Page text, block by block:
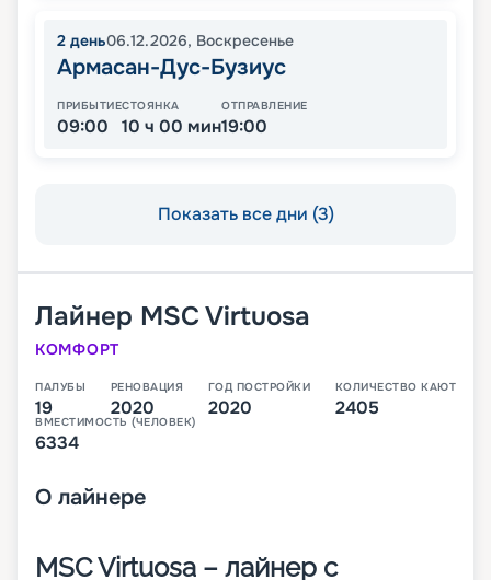
2 день06.12.2026, Воскресенье
Армасан-Дус-Бузиус
ПРИБЫТИЕ
09:00
СТОЯНКА
10 ч 00 мин
ОТПРАВЛЕНИЕ
19:00
Показать все дни (3)
Лайнер MSC Virtuosa
КОМФОРТ
ПАЛУБЫ
19
РЕНОВАЦИЯ
2020
ГОД ПОСТРОЙКИ
2020
КОЛИЧЕСТВО КАЮТ
2405
ВМЕСТИМОСТЬ (ЧЕЛОВЕК)
6334
О лайнере
MSC Virtuosa – лайнер с